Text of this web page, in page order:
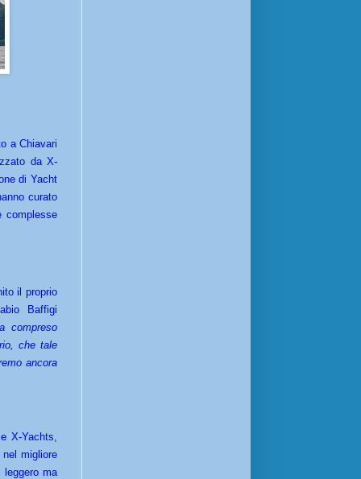
a Chiavari
da X-
di Yacht
curato
complesse
il proprio
Baffigi
compreso
che tale
ancora
X-Yachts,
migliore
ma